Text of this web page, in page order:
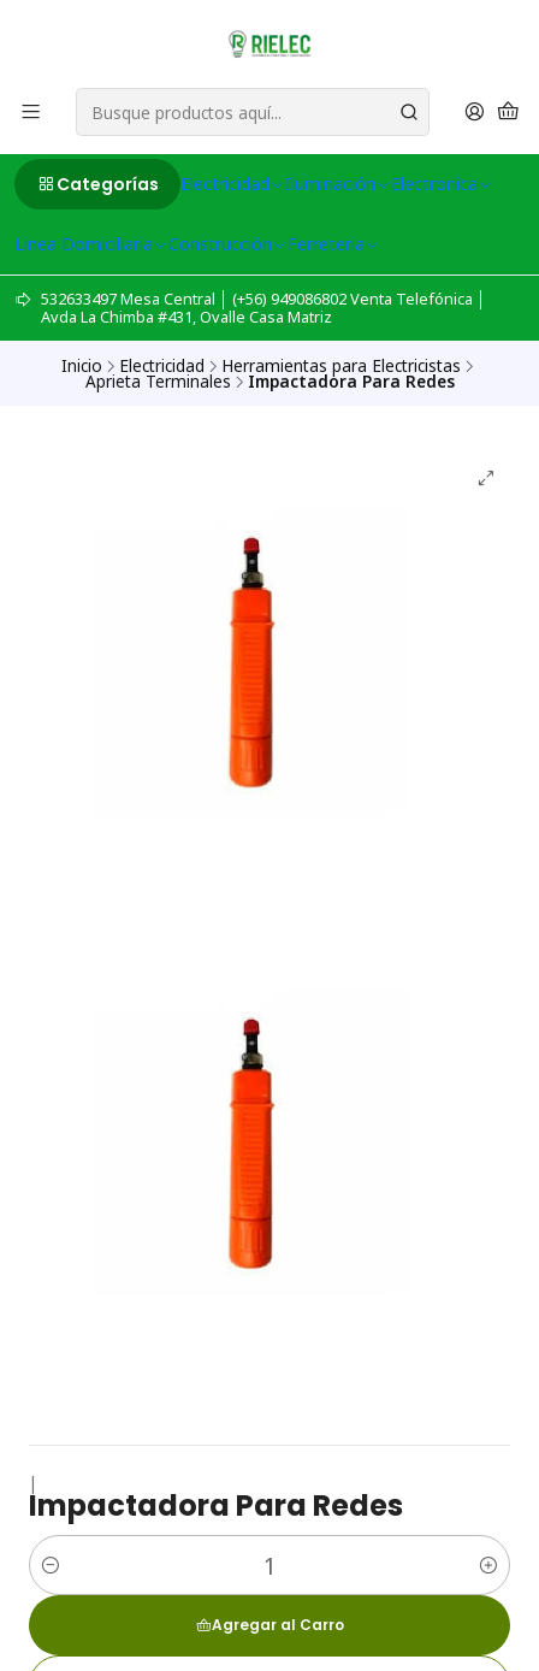
Categorías Electricidad Iluminación Electronica
Linea Domiciliaria Construcción Ferreteria
532633497 Mesa Central │ (+56) 949086802 Venta Telefónica │
Avda La Chimba #431, Ovalle Casa Matriz
Inicio Electricidad Herramientas para Electricistas
Aprieta Terminales Impactadora Para Redes
|
Impactadora Para Redes
Cantidad
Agregar al Carro